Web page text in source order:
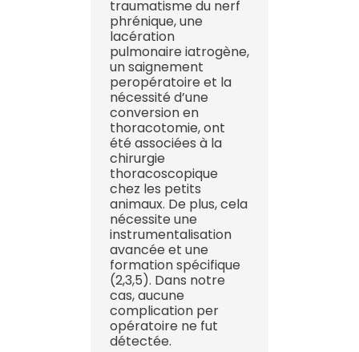
traumatisme du nerf
phrénique, une
lacération
pulmonaire iatrogène,
un saignement
peropératoire et la
nécessité d’une
conversion en
thoracotomie, ont
été associées à la
chirurgie
thoracoscopique
chez les petits
animaux. De plus, cela
nécessite une
instrumentalisation
avancée et une
formation spécifique
(2,3,5). Dans notre
cas, aucune
complication per
opératoire ne fut
détectée.